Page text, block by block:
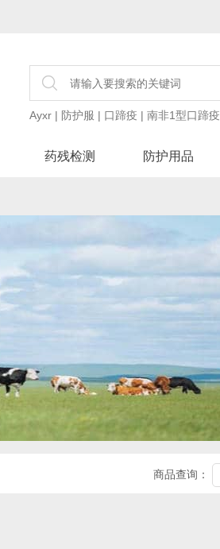
Ayxr | 防护服 | 口蹄疫 | 南非1型口蹄疫
药残检测 防护用品
商品查询：